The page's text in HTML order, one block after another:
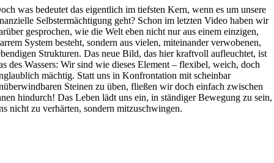
was bedeutet das eigentlich im tiefsten Kern, wenn es um unsere
Selbstermächtigung geht? Schon im letzten Video haben wir
gesprochen, wie die Welt eben nicht nur aus einem einzigen,
System besteht, sondern aus vielen, miteinander verwobenen,
Strukturen. Das neue Bild, das hier kraftvoll aufleuchtet, ist
des Wassers: Wir sind wie dieses Element – flexibel, weich, doch
mächtig. Statt uns in Konfrontation mit scheinbar
Steinen zu üben, fließen wir doch einfach zwischen
hindurch! Das Leben lädt uns ein, in ständiger Bewegung zu sein,
nicht zu verhärten, sondern mitzuschwingen.